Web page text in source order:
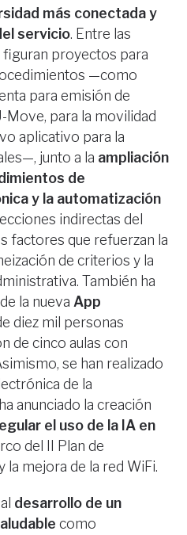
más conectada y
servicio. Entre las
figuran proyectos para
—como
para emisión de
Move, para la movilidad
aplicativo para la
junto a la ampliación
de
y la automatización
indirectas del
factores que refuerzan la
de criterios y la
También ha
la nuevaApp
diez mil personas
de cinco aulas con
se han realizado
de la
anunciado la creación
el uso de la IA en
del II Plan de
mejora de la red WiFi.
desarrollo de un
como